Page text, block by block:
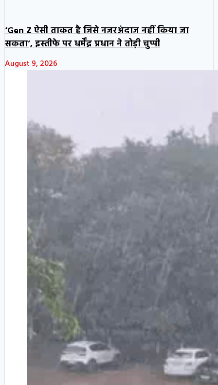
‘Gen Z ऐसी ताकत है जिसे नजरअंदाज नहीं किया जा
सकता’, इस्तीफे पर धर्मेंद्र प्रधान ने तोड़ी चुप्पी
August 9, 2026